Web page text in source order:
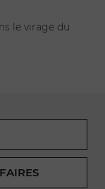
le virage du